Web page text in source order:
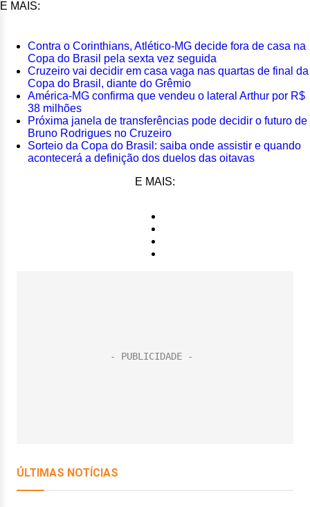
E MAIS:
Contra o Corinthians, Atlético-MG decide fora de casa na
Copa do Brasil pela sexta vez seguida
Cruzeiro vai decidir em casa vaga nas quartas de final da
Copa do Brasil, diante do Grêmio
América-MG confirma que vendeu o lateral Arthur por R$
38 milhões
Próxima janela de transferências pode decidir o futuro de
Bruno Rodrigues no Cruzeiro
Sorteio da Copa do Brasil: saiba onde assistir e quando
acontecerá a definição dos duelos das oitavas
E MAIS: